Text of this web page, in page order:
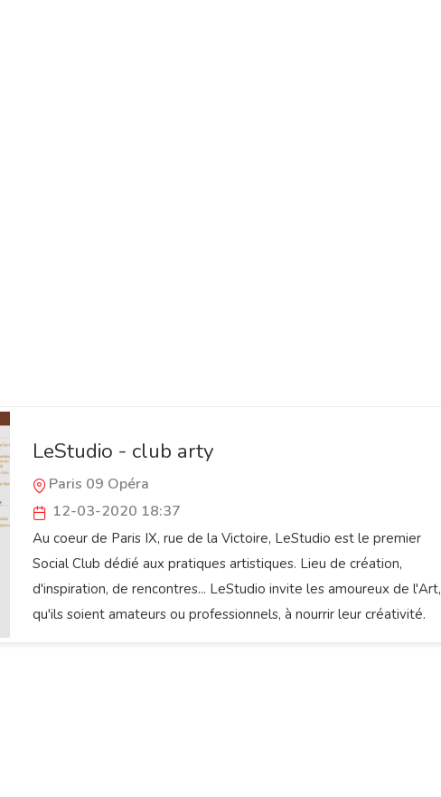
LeStudio - club arty
Paris 09 Opéra
12-03-2020 18:37
Au coeur de Paris IX, rue de la Victoire, LeStudio est le premier
Social Club dédié aux pratiques artistiques. Lieu de création,
d'inspiration, de rencontres... LeStudio invite les amoureux de l'Art,
qu'ils soient amateurs ou professionnels, à nourrir leur créativité.